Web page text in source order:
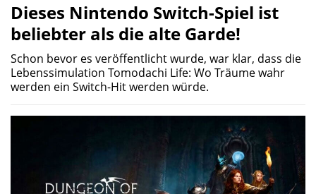
Dieses Nintendo Switch-Spiel ist
beliebter als die alte Garde!
Schon bevor es veröffentlicht wurde, war klar, dass die
Lebenssimulation Tomodachi Life: Wo Träume wahr
werden ein Switch-Hit werden würde.